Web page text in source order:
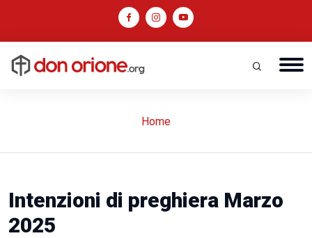
Home
Intenzioni di preghiera Marzo
2025